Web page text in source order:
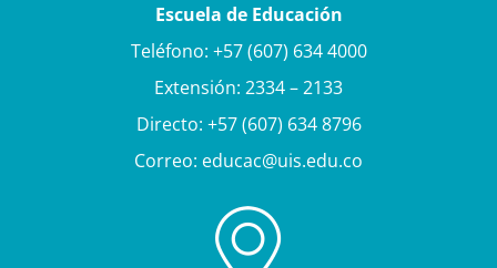
Escuela de Educación
Teléfono: +57 (607) 634 4000
Extensión: 2334 – 2133
Directo: +57 (607) 634 8796
Correo: educac@uis.edu.co